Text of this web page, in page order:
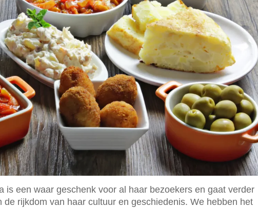
is een waar geschenk voor al haar bezoekers en gaat verder
rijkdom van haar cultuur en geschiedenis. We hebben het